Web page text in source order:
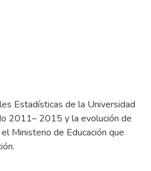
Estadísticas de la Universidad
2011– 2015 y la evolución de
Ministerio de Educación que